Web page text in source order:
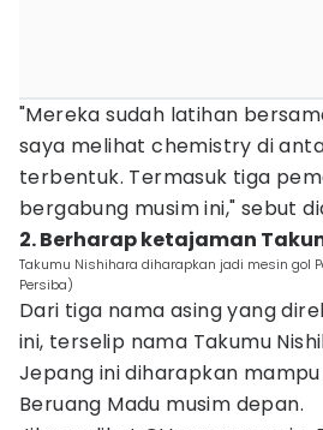
"Mereka sudah latihan
saya melihat chemistry di
terbentuk. Termasuk tiga
bergabung musim ini," sebut
2. Berharap ketajaman
Takumu Nishihara diharapkan jadi mesin gol
Persiba)
Dari tiga nama asing yang
ini, terselip nama Takumu
Jepang ini diharapkan
Beruang Madu musim depan.